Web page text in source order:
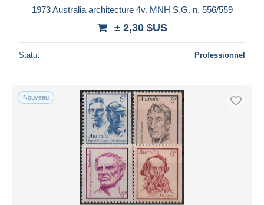
1973 Australia architecture 4v. MNH S.G. n. 556/559
± 2,30 $US
Statut Professionnel
Nouveau